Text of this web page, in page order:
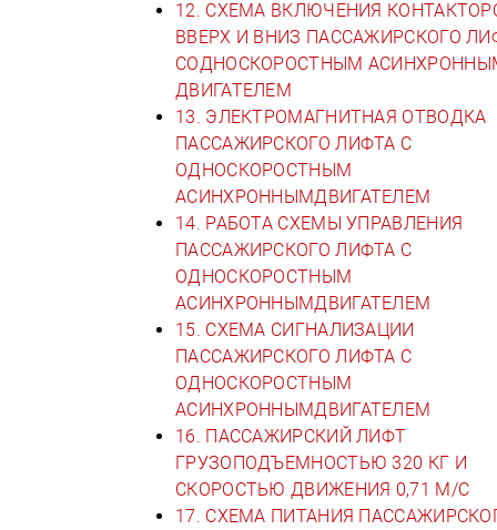
12. СХЕМА ВКЛЮЧЕНИЯ
ВВЕРХ И ВНИЗ ПАССАЖИРСКОГО
СОДНОСКОРОСТНЫМ
ДВИГАТЕЛЕМ
13. ЭЛЕКТРОМАГНИТНАЯ ОТВОДКА
ПАССАЖИРСКОГО ЛИФТА С
ОДНОСКОРОСТНЫМ
АСИНХРОННЫМДВИГАТЕЛЕМ
14. РАБОТА СХЕМЫ УПРАВЛЕНИЯ
ПАССАЖИРСКОГО ЛИФТА С
ОДНОСКОРОСТНЫМ
АСИНХРОННЫМДВИГАТЕЛЕМ
15. СХЕМА СИГНАЛИЗАЦИИ
ПАССАЖИРСКОГО ЛИФТА С
ОДНОСКОРОСТНЫМ
АСИНХРОННЫМДВИГАТЕЛЕМ
16. ПАССАЖИРСКИЙ ЛИФТ
ГРУЗОПОДЪЕМНОСТЬЮ 320 КГ И
СКОРОСТЬЮ ДВИЖЕНИЯ 0,71 М/С
17. СХЕМА ПИТАНИЯ